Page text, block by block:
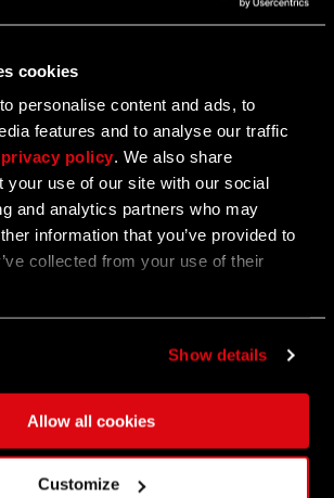
cookies
personalise content and ads, to
features and to analyse our traffic
privacy policy. We also share
your use of our site with our social
and analytics partners who may
information that you’ve provided to
collected from your use of their
Show details
Allow all cookies
Customize
The Beast 11 Week Roadmap
dev blog to dive deeper into what’s
Dying Light: The Beast.
ÊTRE LE PREMIER AU COURANT